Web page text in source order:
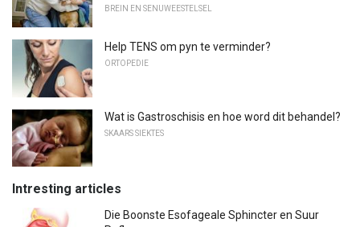
BREIN EN SENUWEESTELSEL
Help TENS om pyn te verminder?
ORTOPEDIE
Wat is Gastroschisis en hoe word dit behandel?
SKAARS SIEKTES
Intresting articles
Die Boonste Esofageale Sphincter en Suur